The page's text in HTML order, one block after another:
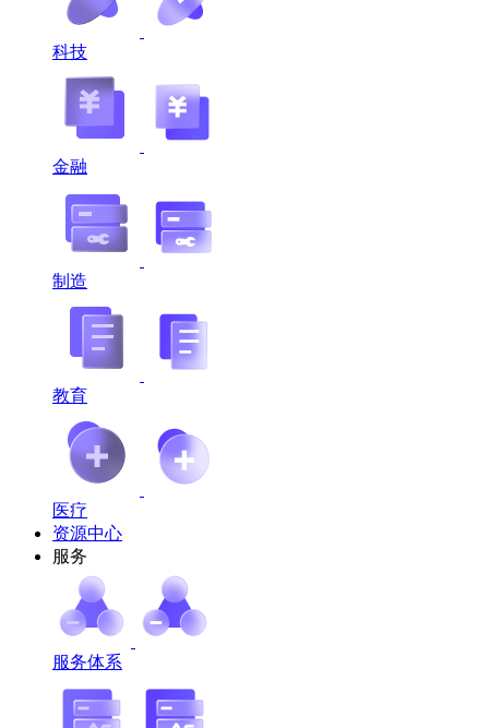
科技
金融
制造
教育
医疗
资源中心
服务
服务体系